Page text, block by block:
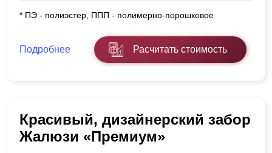
* ПЭ - полиэстер, ППП - полимерно-порошковое
Подробнее Расчитать стоимость
Красивый, дизайнерский забор
Жалюзи «Премиум»